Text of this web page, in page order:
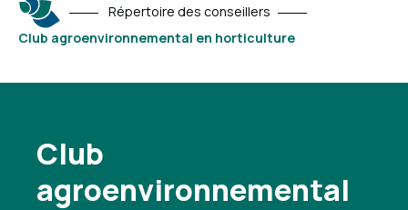
Répertoire des conseillers
Club agroenvironnemental en horticulture
Club
agroenvironnemental